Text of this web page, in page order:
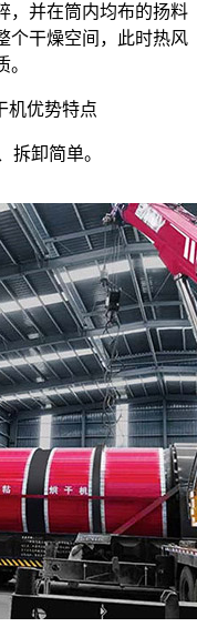
，并在筒内均布的扬料
个干燥空间，此时热风
优势特点
卸简单。